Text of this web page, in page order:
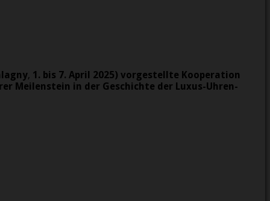
, 1. bis 7. April 2025) vorgestellte Kooperation
Meilenstein in der Geschichte der Luxus-Uhren-